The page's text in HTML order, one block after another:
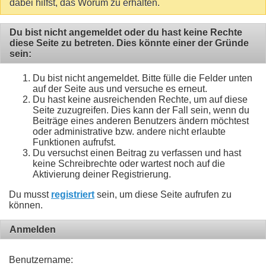
dabei hilfst, das Worum zu erhalten.
Du bist nicht angemeldet oder du hast keine Rechte
diese Seite zu betreten. Dies könnte einer der Gründe
sein:
Du bist nicht angemeldet. Bitte fülle die Felder unten
auf der Seite aus und versuche es erneut.
Du hast keine ausreichenden Rechte, um auf diese
Seite zuzugreifen. Dies kann der Fall sein, wenn du
Beiträge eines anderen Benutzers ändern möchtest
oder administrative bzw. andere nicht erlaubte
Funktionen aufrufst.
Du versuchst einen Beitrag zu verfassen und hast
keine Schreibrechte oder wartest noch auf die
Aktivierung deiner Registrierung.
Du musst registriert sein, um diese Seite aufrufen zu
können.
Anmelden
Benutzername: